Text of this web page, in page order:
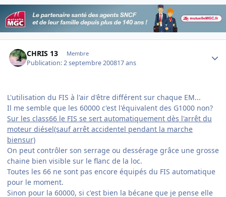
CHRIS 13 Membre
Publication:2 septembre 200817 ans
L'utilisation du FIS à l'air d'être différent sur chaque EM...
Il me semble que les 60000 c'est l'équivalent des G1000 non?
Sur les class66 le FIS se sert automatiquement dès l'arrêt du
moteur diésel(sauf arrêt accidentel pendant la marche
biensur)
On peut contrôler son serrage ou dessérage grâce une grosse
chaine bien visible sur le flanc de la loc.
Toutes les 66 ne sont pas encore équipés du FIS automatique
pour le moment.
Sinon pour la 60000, si c'est bien la bécane que je pense elle